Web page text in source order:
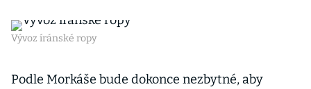
Vývoz íránské ropy
Podle Morkáše bude dokonce nezbytné, aby